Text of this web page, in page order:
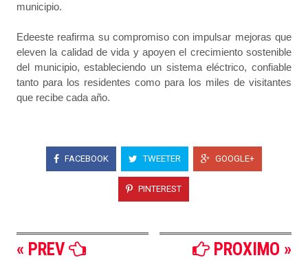
municipio.
Edeeste reafirma su compromiso con impulsar mejoras que
eleven la calidad de vida y apoyen el crecimiento sostenible
del municipio, estableciendo un sistema eléctrico, confiable
tanto para los residentes como para los miles de visitantes
que recibe cada año.
FACEBOOK TWEETER GOOGLE+
PINTEREST
« PREV PROXIMO »